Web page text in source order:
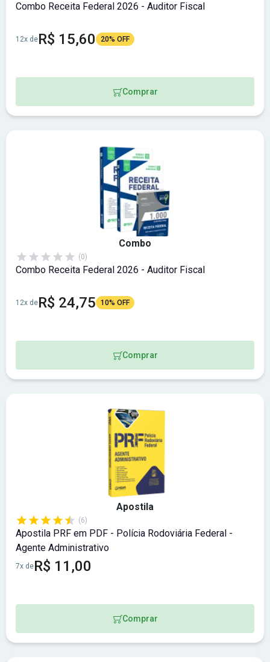
Combo Receita Federal 2026 - Auditor Fiscal
12x deR$ 15,60 20% OFF
Comprar
Combo
(0)
Combo Receita Federal 2026 - Auditor Fiscal
12x deR$ 24,75 10% OFF
Comprar
Apostila
(6)
Apostila PRF em PDF - Polícia Rodoviária Federal -
Agente Administrativo
7x deR$ 11,00
Comprar